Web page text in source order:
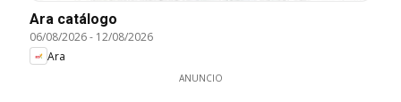
Ara catálogo
06/08/2026- 12/08/2026
Ara
ANUNCIO